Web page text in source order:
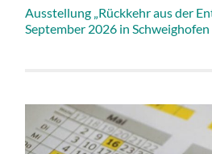
Ausstellung „Rückkehr aus der
September 2026 in Schweighofen